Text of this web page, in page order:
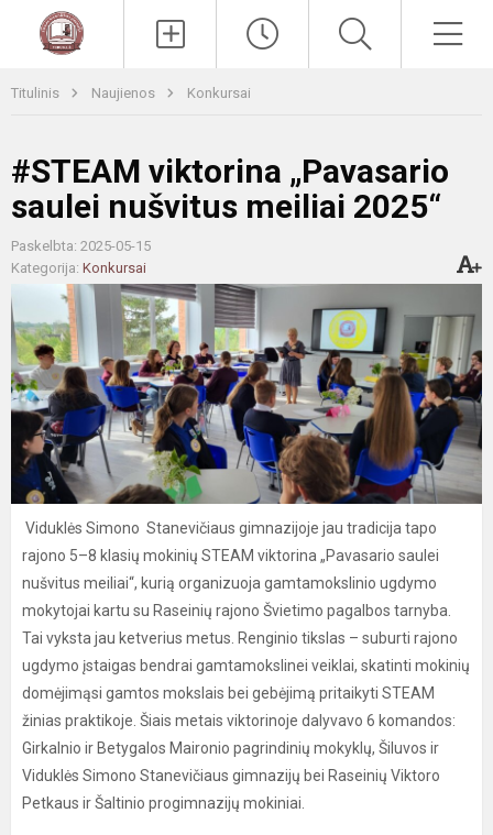
Titulinis Naujienos Konkursai
#STEAM viktorina „Pavasario
saulei nušvitus meiliai 2025“
Paskelbta: 2025-05-15
Kategorija: Konkursai
Viduklės Simono Stanevičiaus gimnazijoje jau tradicija tapo
rajono 5–8 klasių mokinių STEAM viktorina „Pavasario saulei
nušvitus meiliai“, kurią organizuoja gamtamokslinio ugdymo
mokytojai kartu su Raseinių rajono Švietimo pagalbos tarnyba.
Tai vyksta jau ketverius metus. Renginio tikslas – suburti rajono
ugdymo įstaigas bendrai gamtamokslinei veiklai, skatinti mokinių
domėjimąsi gamtos mokslais bei gebėjimą pritaikyti STEAM
žinias praktikoje. Šiais metais viktorinoje dalyvavo 6 komandos:
Girkalnio ir Betygalos Maironio pagrindinių mokyklų, Šiluvos ir
Viduklės Simono Stanevičiaus gimnazijų bei Raseinių Viktoro
Petkaus ir Šaltinio progimnazijų mokiniai.